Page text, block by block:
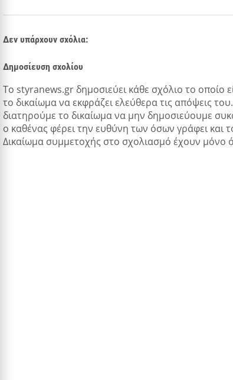
Δεν υπάρχουν σχόλια:
Δημοσίευση σχολίου
Tο styranews.gr δημοσιεύει κάθε σχόλιο το οποίο
το δικαίωμα να εκφράζει ελεύθερα τις απόψεις
διατηρούμε το δικαίωμα να μην δημοσιεύουμε
ο καθένας φέρει την ευθύνη των όσων γράφει και
Δικαίωμα συμμετοχής στο σχολιασμό έχουν μόνο